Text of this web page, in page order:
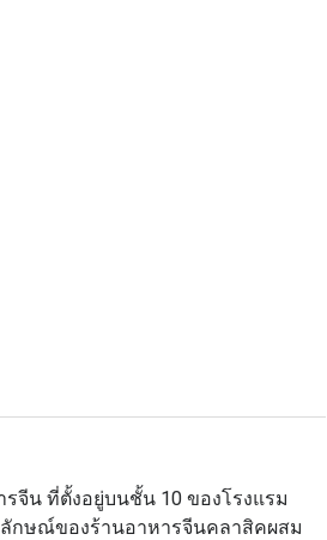
จีน ที่ตั้งอยู่บนชั้น 10 ของโรงแรม
กษณ์ของร้านอาหารจีนคลาสิคผสม